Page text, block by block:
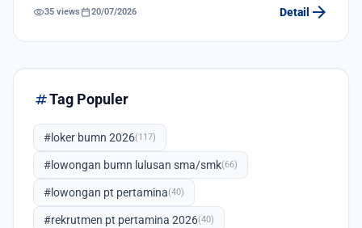
visibility35 views calendar_today20/07/2026 Detail arrow_forward
tagTag Populer
#loker bumn 2026(117)
#lowongan bumn lulusan sma/smk(66)
#lowongan pt pertamina(40)
#rekrutmen pt pertamina 2026(40)